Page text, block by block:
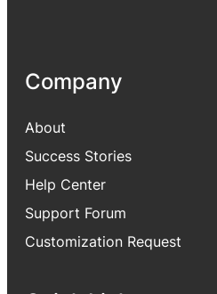
Company
About
Success Stories
Help Center
Support Forum
Customization Request